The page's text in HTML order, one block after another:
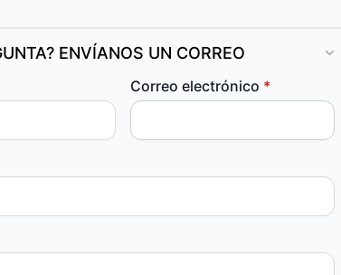
ENVÍANOS UN CORREO
Correo electrónico *